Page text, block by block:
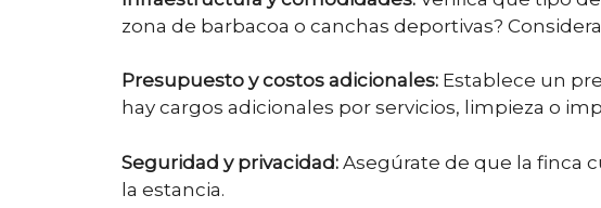
zona de barbacoa o canchas deportivas?
Presupuesto y costos adicionales: Establece un
hay cargos adicionales por servicios, limpieza o
Seguridad y privacidad: Asegúrate de que la finca
la estancia.